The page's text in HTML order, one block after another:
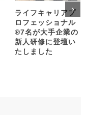
ライフキャリアプ
ロフェッショナル
®︎7名が大手企業の
新人研修に登壇い
たしました